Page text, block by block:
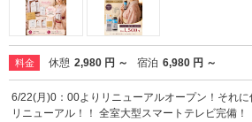
料金 休憩 2,980 円 ～ 宿泊 6,980 円 ～
6/22(月)0：00よりリニューアルオープン！それ
リニューアル！！ 全室大型スマートテレビ完備！